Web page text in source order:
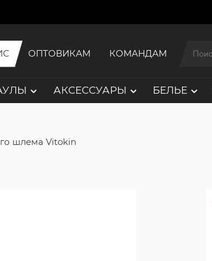
ОПТОВИКАМ КОМАНДАМ
АКСЕССУАРЫ БЕЛЬЕ
шлема Vitokin